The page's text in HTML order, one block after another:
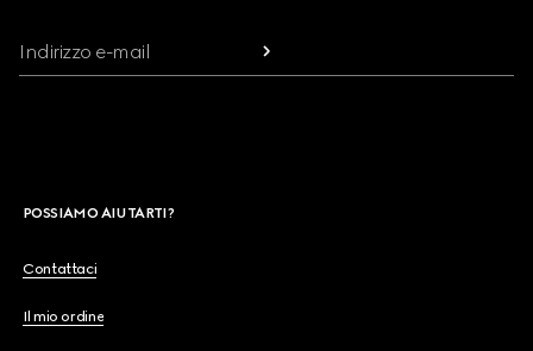
Indirizzo e-mail
POSSIAMO AIUTARTI?
Contattaci
Il mio ordine